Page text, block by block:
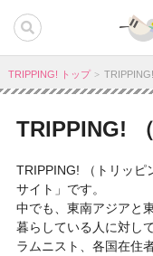
TRIPPING! トップ
TRIPPING!
TRIPPING! （トリッピ
サイト」です。
中でも、東南アジアと
暮らしている人に対し
ラムニスト、各国在住